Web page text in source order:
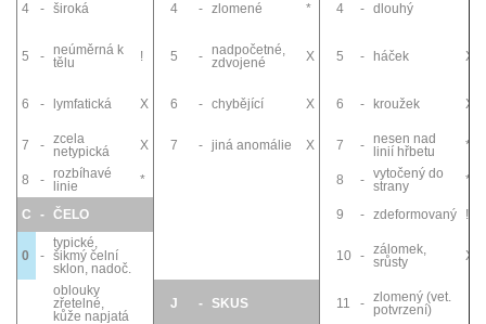
4 - široká 4 - zlomené * 4 - dlouhý
5 -
neúměrná k
tělu
! 5 -
nadpočetné,
zdvojené
X 5 - háček X
6 - lymfatická X 6 - chybějící X 6 - kroužek X
7 - zcela
netypická
X 7 - jiná anomálie X 7 -
nesen nad
linií hřbetu
*
8 - rozbíhavé
linie
* 8 - vytočený do
strany
*
C - ČELO 9 - zdeformovaný !
0 -
typické,
šikmý čelní
sklon, nadoč.
10 - zálomek,
srůsty
X
oblouky
zřetelné,
kůže napjatá
J - SKUS 11 - zlomený (vet.
potvrzení)